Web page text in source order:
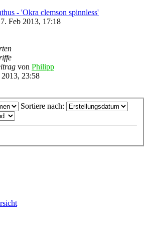
- 'Okra clemson spinnless'
Feb 2013, 17:18
von Philipp
23:58
Sortiere nach: